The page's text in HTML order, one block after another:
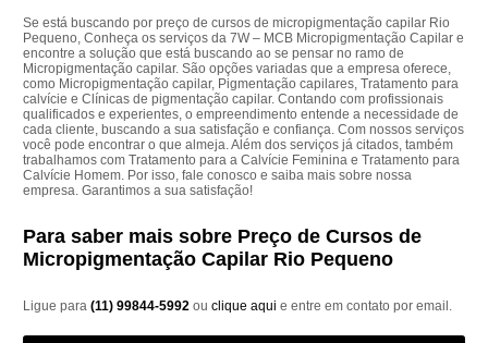
Se está buscando por preço de cursos de micropigmentação capilar Rio
Pequeno, Conheça os serviços da 7W – MCB Micropigmentação Capilar e
encontre a solução que está buscando ao se pensar no ramo de
Micropigmentação capilar. São opções variadas que a empresa oferece,
como Micropigmentação capilar, Pigmentação capilares, Tratamento para
calvície e Clínicas de pigmentação capilar. Contando com profissionais
qualificados e experientes, o empreendimento entende a necessidade de
cada cliente, buscando a sua satisfação e confiança. Com nossos serviços
você pode encontrar o que almeja. Além dos serviços já citados, também
trabalhamos com Tratamento para a Calvície Feminina e Tratamento para
Calvície Homem. Por isso, fale conosco e saiba mais sobre nossa
empresa. Garantimos a sua satisfação!
Para saber mais sobre Preço de Cursos de
Micropigmentação Capilar Rio Pequeno
Ligue para(11) 99844-5992ouclique aqui e entre em contato por email.